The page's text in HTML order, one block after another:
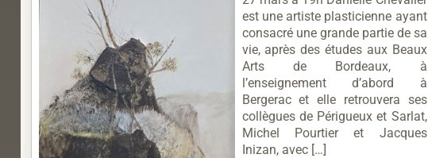
est une artiste plasticienne ayant
consacré une grande partie de sa
vie, après des études aux Beaux
Arts de Bordeaux, à
l’enseignement d’abord à
Bergerac et elle retrouvera ses
collègues de Périgueux et Sarlat,
Michel Pourtier et Jacques
Inizan, avec […]